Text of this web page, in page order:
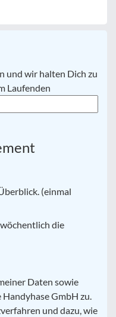
und wir halten Dich zu
Laufenden
(einmal
die
Daten sowie
GmbH zu.
und dazu, wie